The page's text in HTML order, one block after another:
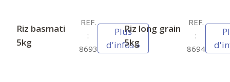
Riz basmati
5kg
REF.
:
8693
Plus
d'infos »
Riz long grain
5kg
REF.
:
8694